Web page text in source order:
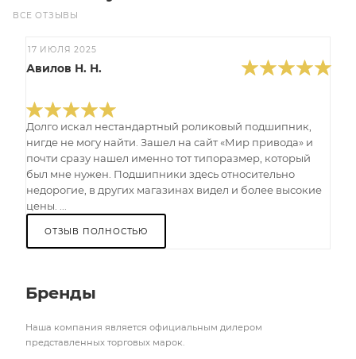
ВСЕ ОТЗЫВЫ
17 ИЮЛЯ 2025
Авилов Н. Н.
Долго искал нестандартный роликовый подшипник,
нигде не могу найти. Зашел на сайт «Мир привода» и
почти сразу нашел именно тот типоразмер, который
был мне нужен. Подшипники здесь относительно
недорогие, в других магазинах видел и более высокие
цены. ...
ОТЗЫВ ПОЛНОСТЬЮ
Бренды
Наша компания является официальным дилером
представленных торговых марок.